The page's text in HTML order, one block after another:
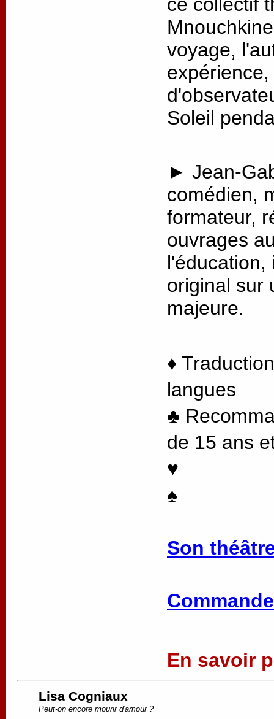
ce collectif
voyage,
Soleil
► Jean-
comédien,
formateur,
ouvrages
l'éducation,
original sur
majeure.
♦
langues
♣
de 15 ans
♥
♠
Son
En savoir
Lisa Cogniaux
Peut-on encore mourir d'amour ?